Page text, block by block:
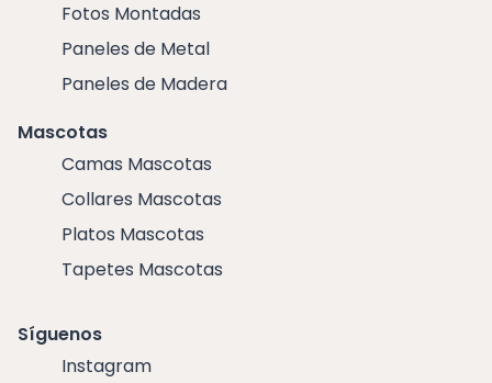
Fotos Montadas
Paneles de Metal
Paneles de Madera
Mascotas
Camas Mascotas
Collares Mascotas
Platos Mascotas
Tapetes Mascotas
Síguenos
Instagram